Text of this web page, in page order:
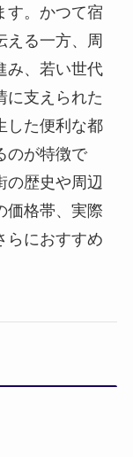
す。かつて宿
える一方、周
み、若い世代
に支えられた
した便利な都
のが特徴で
の歴史や周辺
価格帯、実際
らにおすすめ